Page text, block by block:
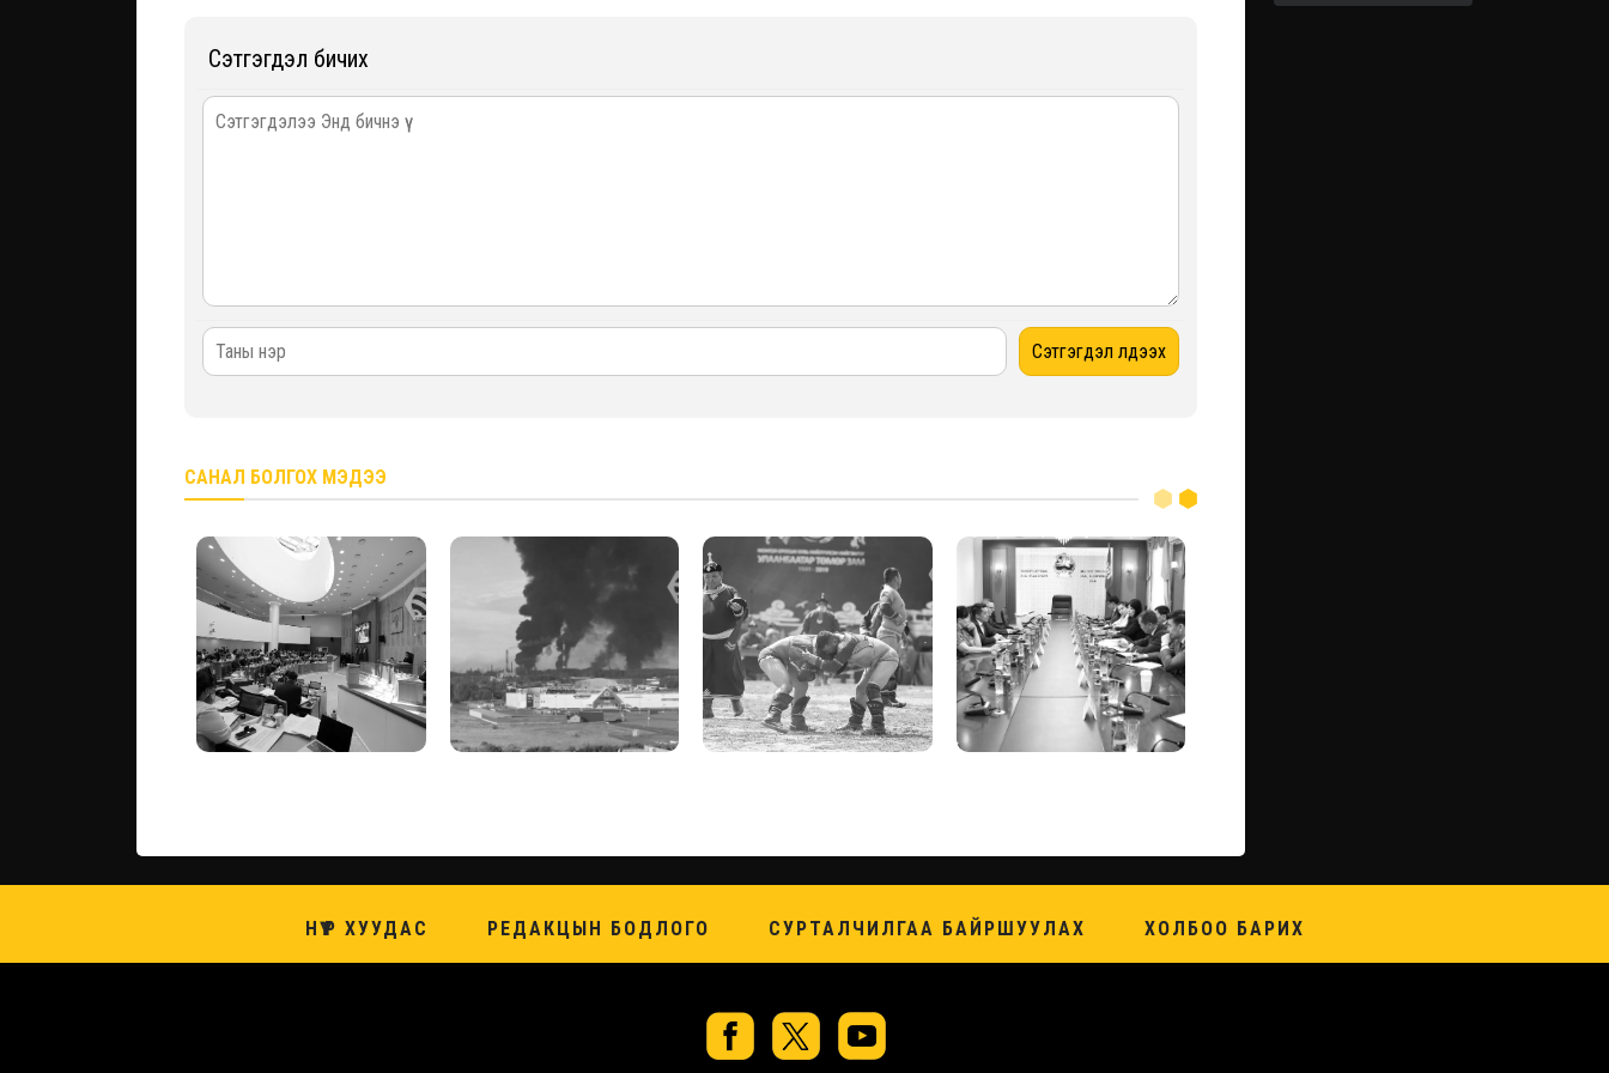
Сэтгэгдэл бичих
САНАЛ БОЛГОХ МЭДЭЭ
ХИЙХ ХЭЦҮҮ
НҮҮР ХУУДАС РЕДАКЦЫН БОДЛОГО СУРТАЛЧИЛГАА БАЙРШУУЛАХ ХОЛБОО БАРИХ